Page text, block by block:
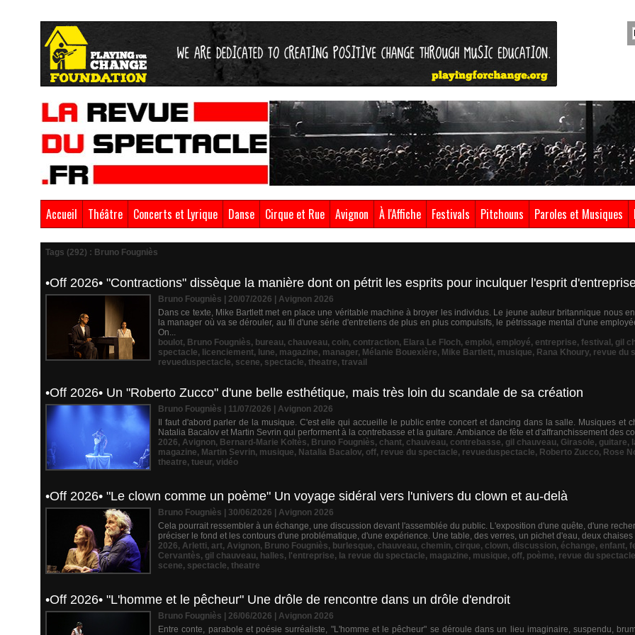
Accueil Théâtre Concerts et Lyrique Danse Cirque et Rue Avignon À l'Affiche Festivals Pitchouns Paroles et Musiques
Tags (292) : Bruno Fougniès
•Off 2026• "Contractions" dissèque la manière dont on pétrit les esprits pour inculquer l'esprit
Bruno Fougniès | 20/07/2026
Avignon 2026
Dans ce texte, Mike Bartlett met en place une véritable machine à broyer les individus. Le jeune auteur britannique nous
la manager où va se dérouler, au fil d'une série d'entretiens de plus en plus compulsifs, le pétrissage mental d'une
On...
boulot, Bruno Fougniès, bureau, chauveau, coin, contraction, Elara Le Floch, emploi, employé, entreprise, festival , gil
spectacle, licenciement, lune, magazine, manager, Mélanie Bouexière, Mike Bartlett, musique, Rana Khoury, revue du
revueduspectacle, scene, spectacle, theatre, travail
•Off 2026• Un "Roberto Zucco" d'une belle esthétique, mais très loin du scandale de sa création
Bruno Fougniès | 11/07/2026
Avignon 2026
Il faut d'abord parler de la musique. C'est elle qui accueille le public entre concert et dancing dans la salle. Musiques et
Natalia Bacalov et Martin Sevrin qui performent à la contrebasse et la guitare. Ambiance de fête et d'affranchissement des
2026, Avignon, Bernard-Marie Koltès, Bruno Fougniès, chant, chauveau, contrebasse, gil chauveau, Girasole, guitare,
magazine, Martin Sevrin, musique, Natalia Bacalov, off, revue du spectacle, revueduspectacle, Roberto Zucco, Rose
theatre, tueur, vidéo
•Off 2026• "Le clown comme un poème" Un voyage sidéral vers l'univers du clown et au-delà
Bruno Fougniès | 30/06/2026
Avignon 2026
Cela pourrait ressembler à un échange, une discussion devant l'assemblée du public. L'exposition d'une quête, d'une
préciser le fond et les contours d'une problématique, d'une expérience. Une table, des verres, un pichet d'eau, deux
2026, Arletti, art, Avignon, Bruno Fougniès, burlesque, chauveau, chemin, cirque, clown, discussion, échange, enfant,
Cervantès, gil chauveau, halles, l'entreprise, la revue du spectacle, magazine, musique, off, poème, revue du spectacle
scene, spectacle, theatre
•Off 2026• "L'homme et le pêcheur" Une drôle de rencontre dans un drôle d'endroit
Bruno Fougniès | 26/06/2026
Avignon 2026
Entre conte, parabole et poésie surréaliste, "L'homme et le pêcheur" se déroule dans un lieu imaginaire, suspendu,